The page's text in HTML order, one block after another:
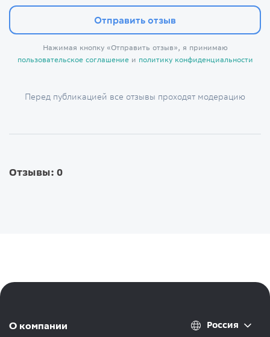
Отправить отзыв
Нажимая кнопку «Отправить отзыв», я принимаю
пользовательское соглашениеи политику конфиденциальности
Перед публикацией все отзывы проходят модерацию
Отзывы: 0
О компании Россия